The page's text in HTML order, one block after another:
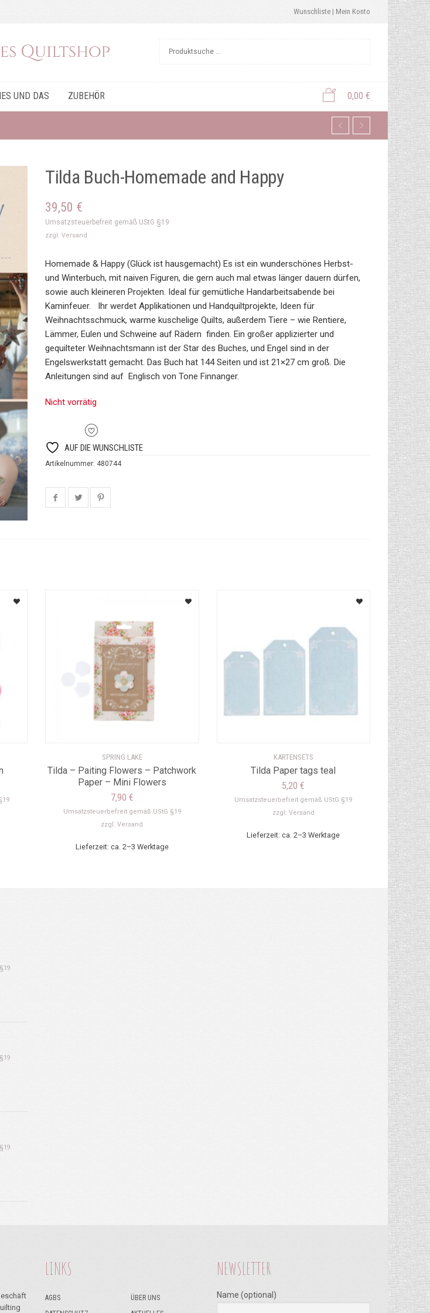
Wunschliste | Mein Konto
UND DAS ZUBEHÖR 0,00 €
Tilda Buch-Homemade and Happy
39,50 €
Umsatzsteuerbefreit gemäß UStG §19
zzgl. Versand
Homemade & Happy (Glück ist hausgemacht) Es ist ein wunderschönes Herbst-
und Winterbuch, mit naiven Figuren, die gern auch mal etwas länger dauern dürfen,
sowie auch kleineren Projekten. Ideal für gemütliche Handarbeitsabende bei
Kaminfeuer. Ihr werdet Applikationen und Handquiltprojekte, Ideen für
Weihnachtsschmuck, warme kuschelige Quilts, außerdem Tiere – wie Rentiere,
Lämmer, Eulen und Schweine auf Rädern finden. Ein großer applizierter und
gequilteter Weihnachtsmann ist der Star des Buches, und Engel sind in der
Engelswerkstatt gemacht. Das Buch hat 144 Seiten und ist 21×27 cm groß. Die
Anleitungen sind auf Englisch von Tone Finnanger.
Nicht vorrätig
AUF DIE WUNSCHLISTE
Artikelnummer: 480744
SPRING LAKE
Tilda – Paiting Flowers – Patchwork
Paper – Mini Flowers
7,90 €
Umsatzsteuerbefreit gemäß UStG §19
zzgl.Versand
Lieferzeit: ca. 2–3 Werktage
KARTENSETS
Tilda Paper tags teal
5,20€
Umsatzsteuerbefreit gemäß UStG §19
zzgl. Versand
Lieferzeit: ca. 2–3 Werktage
LINKS
AGBS
ÜBER UNS
NEWSLETTER
Name (optional)